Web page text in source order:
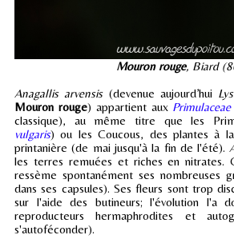
Mouron rouge, Biard
Anagallis arvensis(devenue aujourd’hui
Mouron rouge) appartient aux Primulaceae
classique), au même titre que les
vulgaris) ou les Coucous, des plantes à
printanière (de mai jusqu'à la fin de l'été).
les terres remuées et riches en nitrates.
ressème spontanément ses nombreuses
dans ses capsules). Ses fleurs sont trop
sur l'aide des butineurs; l'évolution l'a
reproducteurs hermaphrodites et
s'autoféconder).